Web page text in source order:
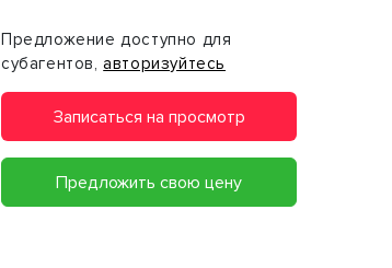
Предложение доступно для
субагентов,авторизуйтесь
Записаться на просмотр
Предложить свою цену